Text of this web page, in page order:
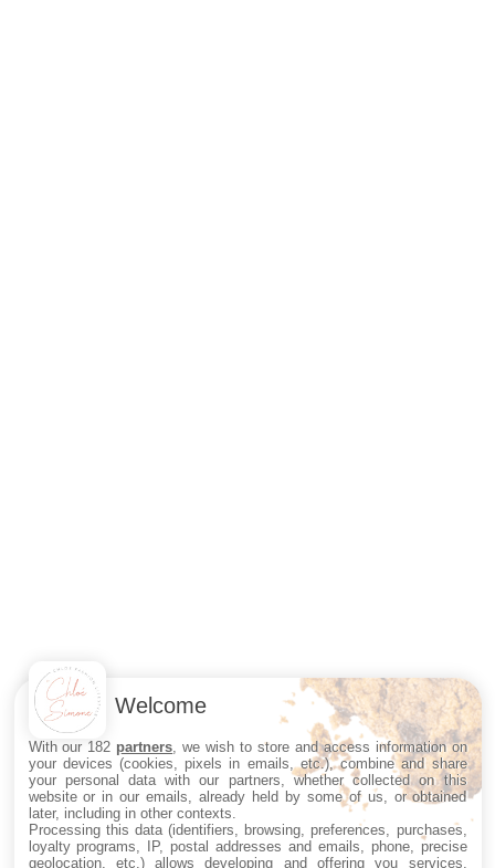
Welcome
With our 182 partners , we wish to store and access information on
your devices (cookies, pixels in emails, etc.), combine and share
your personal data with our partners, whether collected on this
website or in our emails, already held by some of us, or obtained
later, including in other contexts.
Processing this data (identifiers, browsing, preferences, purchases,
loyalty programs, IP, postal addresses and emails, phone, precise
geolocation, etc.) allows developing and offering you services,